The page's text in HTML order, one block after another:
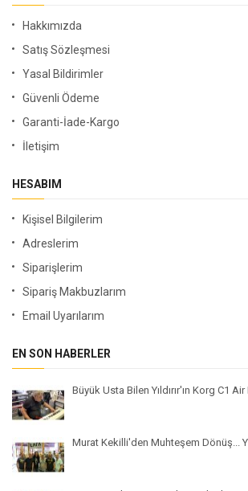
Hakkımızda
Satış Sözleşmesi
Yasal Bildirimler
Güvenli Ödeme
Garanti-İade-Kargo
İletişim
HESABIM
Kişisel Bilgilerim
Adreslerim
Siparişlerim
Sipariş Makbuzlarım
Email Uyarılarım
EN SON HABERLER
Büyük Usta Bilen Yıldırır'ın Korg C1
Murat Kekilli'den Muhteşem Dönüş...